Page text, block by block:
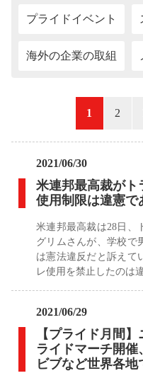
プライドイベント
海外の企業の取組
1 2
2021/06/30
米連邦最高裁がト
使用制限は違憲で
米連邦最高裁は28日、
グリムさんが、学校で
は憲法違反だと訴えて
レ使用を禁止したのは
2021/06/29
【プライド月間
ライドマーチ開
ビブなど世界各地